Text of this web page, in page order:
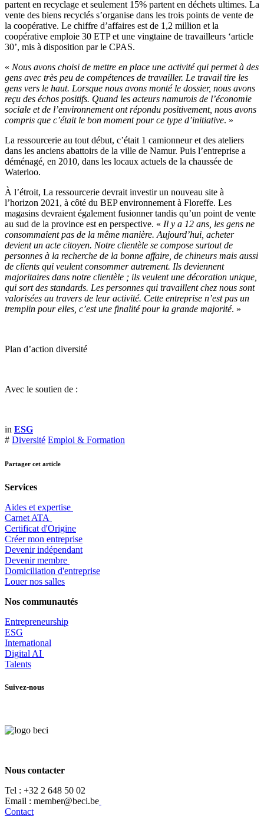
partent en recyclage et seulement 15% partent en déchets ultimes. La
vente des biens recyclés s’organise dans les trois points de vente de
la coopérative. Le chiffre d’affaires est de 1,2 million et la
coopérative emploie 30 ETP et une vingtaine de travailleurs ‘article
30’, mis à disposition par le CPAS.
« Nous avons choisi de mettre en place une activité qui permet à des
gens avec très peu de compétences de travailler. Le travail tire les
gens vers le haut. Lorsque nous avons monté le dossier, nous avons
reçu des échos positifs. Quand les acteurs namurois de l’économie
sociale et de l’environnement ont répondu positivement, nous avons
compris que c’était le bon moment pour ce type d’initiative. »
La ressourcerie au tout début, c’était 1 camionneur et des ateliers
dans les anciens abattoirs de la ville de Namur. Puis l’entreprise a
déménagé, en 2010, dans les locaux actuels de la chaussée de
Waterloo.
À l’étroit, La ressourcerie devrait investir un nouveau site à
l’horizon 2021, à côté du BEP environnement à Floreffe. Les
magasins devraient également fusionner tandis qu’un point de vente
au sud de la province est en perspective. « Il y a 12 ans, les gens ne
consommaient pas de la même manière. Aujourd’hui, acheter
devient un acte citoyen. Notre clientèle se compose surtout de
personnes à la recherche de la bonne affaire, de chineurs mais aussi
de clients qui veulent consommer autrement. Ils deviennent
majoritaires dans notre clientèle ; ils veulent une décoration unique,
qui sort des standards. Les personnes qui travaillent chez nous sont
valorisées au travers de leur activité. Cette entreprise n’est pas un
tremplin pour elles, c’est une finalité pour la grande majorité. »
Plan d’action diversité
Avec le soutien de :
in ESG
# Diversité Emploi & Formation
Partager cet article
Services
Aides et expertise
​Carnet ATA
Certificat d'Origine
Créer mon entreprise
Devenir indépendant
Devenir membre
​Domiciliation d'entreprise
Louer nos salles
Nos communautés
Entrepreneurship
ESG
International
Digital AI
Talents
Suivez-nous
Nous contacter
Tel : +32 2 648 50 02​
​​Email : member@beci.be
Contact